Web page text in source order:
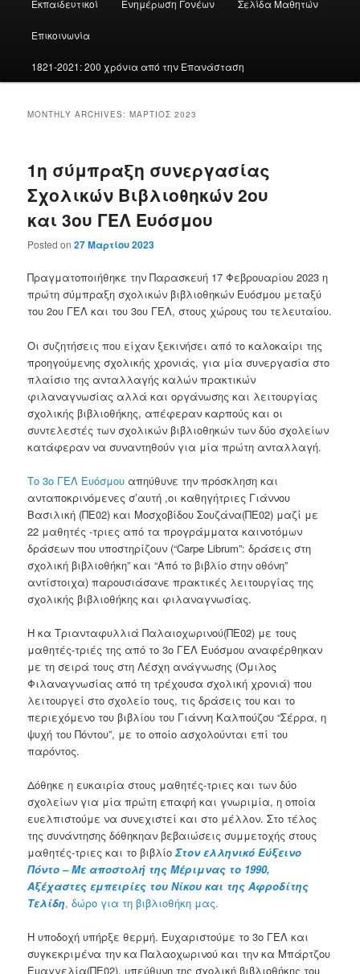
Εκπαιδευτικοί Ενημέρωση Γονέων Σελίδα Μαθητών
Επικοινωνία
1821-2021: 200 χρόνια από την Επανάσταση
MONTHLY ARCHIVES:ΜΆΡΤΙΟΣ 2023
1η σύμπραξη συνεργασίας
Σχολικών Βιβλιοθηκών 2ου
και 3ου ΓΕΛ Ευόσμου
Posted on27 Μαρτίου 2023
Πραγματοποιήθηκε την Παρασκευή 17 Φεβρουαρίου 2023 η
πρώτη σύμπραξη σχολικών βιβλιοθηκών Ευόσμου μεταξύ
του 2ου ΓΕΛ και του 3ου ΓΕΛ, στους χώρους του τελευταίου.
Οι συζητήσεις που είχαν ξεκινήσει από το καλοκαίρι της
προηγούμενης σχολικής χρονιάς, για μία συνεργασία στο
πλαίσιο της ανταλλαγής καλών πρακτικών
φιλαναγνωσίας αλλά και οργάνωσης και λειτουργίας
σχολικής βιβλιοθήκης, απέφεραν καρπούς και οι
συντελεστές των σχολικών βιβλιοθηκών των δύο σχολείων
κατάφεραν να συναντηθούν για μία πρώτη ανταλλαγή.
Το 3ο ΓΕΛ Ευόσμου απηύθυνε την πρόσκληση και
ανταποκρινόμενες σ’αυτή ,οι καθηγήτριες Γιάννου
Βασιλική (ΠΕ02) και Μοσχοβίδου Σουζάνα(ΠΕ02) μαζί με
22 μαθητές -τριες από τα προγράμματα καινοτόμων
δράσεων που υποστηρίζουν (“Carpe Librum”: δράσεις στη
σχολική βιβλιοθήκη” και “Από το βιβλίο στην οθόνη”
αντίστοιχα) παρουσιάσανε πρακτικές λειτουργίας της
σχολικής βιβλιοθήκης και φιλαναγνωσίας.
Η κα Τριανταφυλλιά Παλαιοχωρινού(ΠΕ02) με τους
μαθητές-τριές της από το 3ο ΓΕΛ Ευόσμου αναφέρθηκαν
με τη σειρά τους στη Λέσχη ανάγνωσης (Όμιλος
Φιλαναγνωσίας από τη τρέχουσα σχολική χρονιά) που
λειτουργεί στο σχολείο τους, τις δράσεις του και το
περιεχόμενο του βιβλίου του Γιάννη Καλπούζου “Σέρρα, η
ψυχή του Πόντου”, με το οποίο ασχολούνται επί του
παρόντος.
Δόθηκε η ευκαιρία στους μαθητές-τριες και των δύο
σχολείων για μία πρώτη επαφή και γνωριμία, η οποία
ευελπιστούμε να συνεχιστεί και στο μέλλον. Στο τέλος
της συνάντησης δόθηκηαν βεβαιώσεις συμμετοχής στους
μαθητές-τριες και το βιβλίοΣτον ελληνικό Εύξεινο
Πόντο – Με αποστολή της Μέριμνας το 1990,
Αξέχαστες εμπειρίες του Νίκου και της Αφροδίτης
Τελίδη, δώρο για τη βιβλιοθήκη μας.
Η υποδοχή υπήρξε θερμή. Ευχαριστούμε το 3ο ΓΕΛ και
συγκεκριμένα την κα Παλαοχωρινού και την κα Μπάρτζου
Ευαγγελία(ΠΕ02), υπεύθυνη της σχολική βιβλιοθήκης του